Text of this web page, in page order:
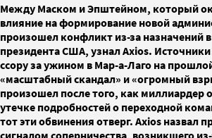
Между Маском и Эпштейном, который
влияние на формирование новой
произошел конфликт из-за назначений
президента США, узнал Axios.
ссору за ужином в Мар-а-Лаго на
«масштабный скандал» и «огромный
произошел после того, как миллиардер
утечке подробностей о переходной
тот эти обвинения отверг. Axios назвал
сигналом соперничества, возникшего